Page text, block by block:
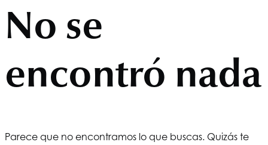
No se
encontró nada
Parece que no encontramos lo que buscas. Quizás te